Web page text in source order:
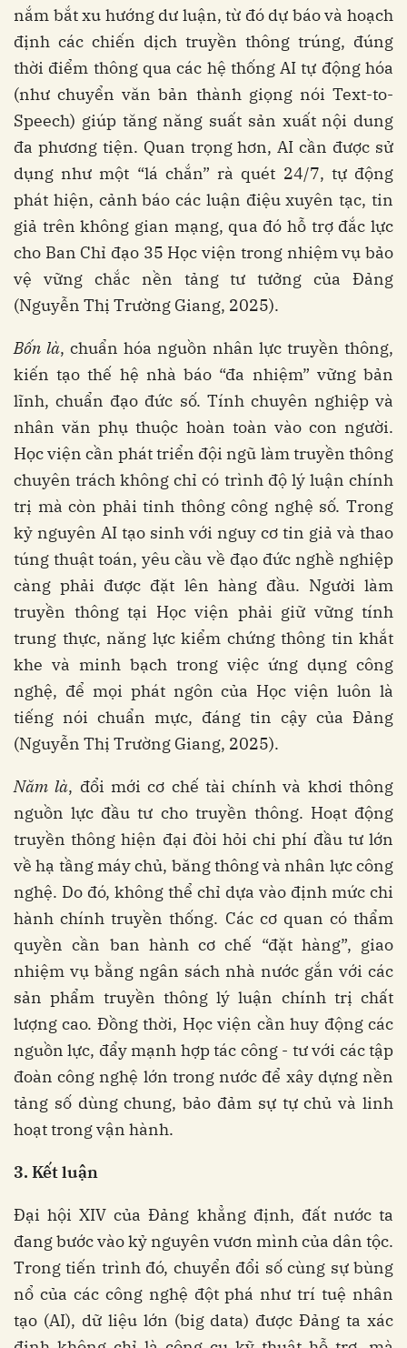
nắm bắt xu hướng dư luận, từ đó dự báo và hoạch
định các chiến dịch truyền thông trúng, đúng
thời điểm thông qua các hệ thống AI tự động hóa
(như chuyển văn bản thành giọng nói Text-to-
Speech) giúp tăng năng suất sản xuất nội dung
đa phương tiện. Quan trọng hơn, AI cần được sử
dụng như một “lá chắn” rà quét 24/7, tự động
phát hiện, cảnh báo các luận điệu xuyên tạc, tin
giả trên không gian mạng, qua đó hỗ trợ đắc lực
cho Ban Chỉ đạo 35 Học viện trong nhiệm vụ bảo
vệ vững chắc nền tảng tư tưởng của Đảng
(Nguyễn Thị Trường Giang, 2025).
Bốn là, chuẩn hóa nguồn nhân lực truyền thông,
kiến tạo thế hệ nhà báo “đa nhiệm” vững bản
lĩnh, chuẩn đạo đức số. Tính chuyên nghiệp và
nhân văn phụ thuộc hoàn toàn vào con người.
Học viện cần phát triển đội ngũ làm truyền thông
chuyên trách không chỉ có trình độ lý luận chính
trị mà còn phải tinh thông công nghệ số. Trong
kỷ nguyên AI tạo sinh với nguy cơ tin giả và thao
túng thuật toán, yêu cầu về đạo đức nghề nghiệp
càng phải được đặt lên hàng đầu. Người làm
truyền thông tại Học viện phải giữ vững tính
trung thực, năng lực kiểm chứng thông tin khắt
khe và minh bạch trong việc ứng dụng công
nghệ, để mọi phát ngôn của Học viện luôn là
tiếng nói chuẩn mực, đáng tin cậy của Đảng
(Nguyễn Thị Trường Giang, 2025).
Năm là, đổi mới cơ chế tài chính và khơi thông
nguồn lực đầu tư cho truyền thông. Hoạt động
truyền thông hiện đại đòi hỏi chi phí đầu tư lớn
về hạ tầng máy chủ, băng thông và nhân lực công
nghệ. Do đó, không thể chỉ dựa vào định mức chi
hành chính truyền thống. Các cơ quan có thẩm
quyền cần ban hành cơ chế “đặt hàng”, giao
nhiệm vụ bằng ngân sách nhà nước gắn với các
sản phẩm truyền thông lý luận chính trị chất
lượng cao. Đồng thời, Học viện cần huy động các
nguồn lực, đẩy mạnh hợp tác công - tư với các tập
đoàn công nghệ lớn trong nước để xây dựng nền
tảng số dùng chung, bảo đảm sự tự chủ và linh
hoạt trong vận hành.
3. Kết luận
Đại hội XIV của Đảng khẳng định, đất nước ta
đang bước vào kỷ nguyên vươn mình của dân tộc.
Trong tiến trình đó, chuyển đổi số cùng sự bùng
nổ của các công nghệ đột phá như trí tuệ nhân
tạo (AI), dữ liệu lớn (big data) được Đảng ta xác